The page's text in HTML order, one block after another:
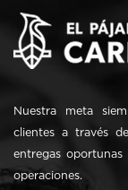
Nuestra meta
clientes a través
entregas
operaciones.